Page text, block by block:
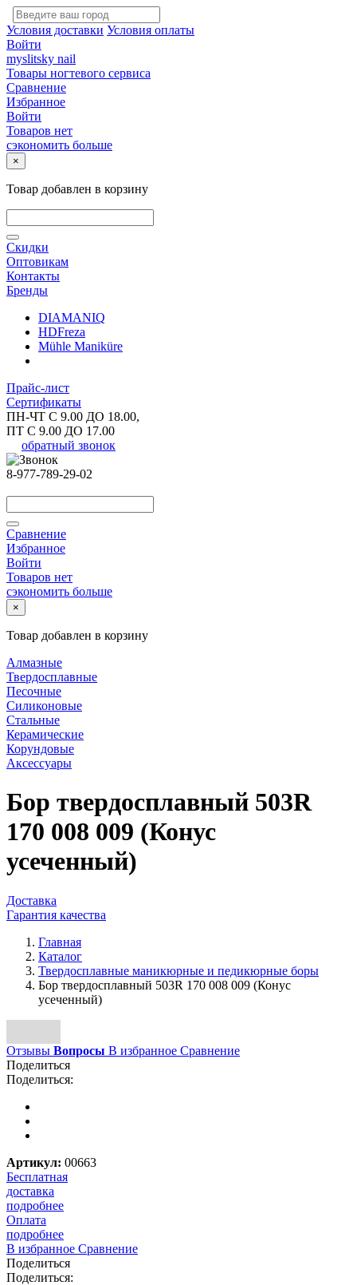
Условия доставки Условия оплаты
Войти
myslitsky nail
Товары ногтевого сервиса
Сравнение
Избранное
Войти
Товаров нет
сэкономить больше
×
Товар добавлен в корзину
Скидки
Оптовикам
Контакты
Бренды
DIAMANIQ
HDFreza
Mühle Maniküre
Прайс-лист
Сертификаты
ПН-ЧТ С 9.00 ДО 18.00,
ПТ С 9.00 ДО 17.00
обратный звонок
8-977-789-29-02
Сравнение
Избранное
Войти
Товаров нет
сэкономить больше
×
Товар добавлен в корзину
Алмазные
Твердосплавные
Песочные
Силиконовые
Стальные
Керамические
Корундовые
Аксессуары
Бор твердосплавный 503R
170 008 009 (Конус
усеченный)
Доставка
Гарантия качества
Главная
Каталог
Твердосплавные маникюрные и педикюрные боры
Бор твердосплавный 503R 170 008 009 (Конус
усеченный)
Отзывы Вопросы В избранное Сравнение
Поделиться
Поделиться:
Артикул: 00663
Бесплатная
доставка
подробнее
Оплата
подробнее
В избранное Сравнение
Поделиться
Поделиться: